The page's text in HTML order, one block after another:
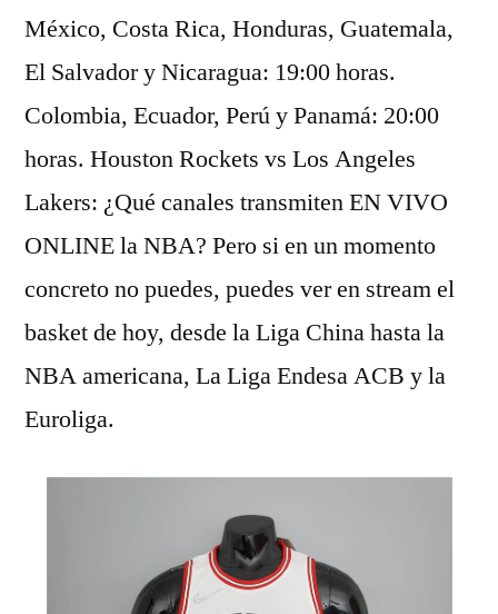
México, Costa Rica, Honduras, Guatemala,
El Salvador y Nicaragua: 19:00 horas.
Colombia, Ecuador, Perú y Panamá: 20:00
horas. Houston Rockets vs Los Angeles
Lakers: ¿Qué canales transmiten EN VIVO
ONLINE la NBA? Pero si en un momento
concreto no puedes, puedes ver en stream el
basket de hoy, desde la Liga China hasta la
NBA americana, La Liga Endesa ACB y la
Euroliga.